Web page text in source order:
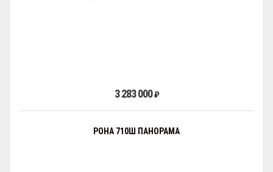
3 283 000₽
РОНА 710Ш ПАНОРАМА